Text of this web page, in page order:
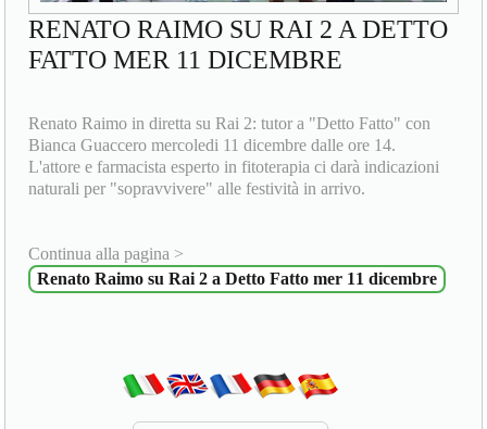
RENATO RAIMO SU RAI 2 A DETTO
FATTO MER 11 DICEMBRE
Renato Raimo in diretta su Rai 2: tutor a "Detto Fatto" con
Bianca Guaccero mercoledi 11 dicembre dalle ore 14.
L'attore e farmacista esperto in fitoterapia ci darà indicazioni
naturali per "sopravvivere" alle festività in arrivo.
Continua alla pagina >
Renato Raimo su Rai 2 a Detto Fatto mer 11 dicembre